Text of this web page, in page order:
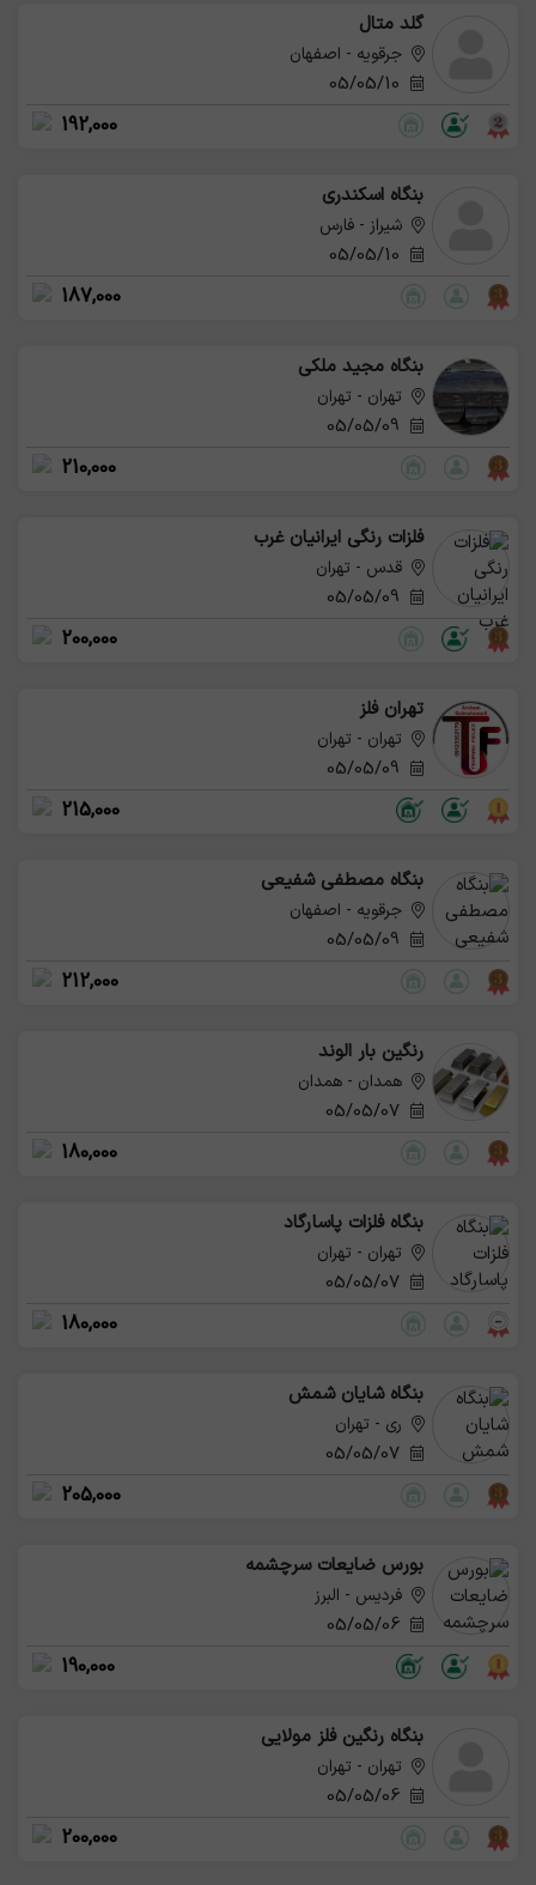
گلد متال
جرقویه - اصفهان
192,000
بنگاه اسکندری
شیراز - فارس
187,000
بنگاه مجید ملکی
تهران - تهران
210,000
فلزات رنگی ایرانیان غرب
قدس - تهران
200,000
تهران فلز
تهران - تهران
215,000
بنگاه مصطفی شفیعی
جرقویه - اصفهان
212,000
رنگین بار الوند
همدان - همدان
05/05/07
180,000
بنگاه فلزات پاسارگاد
تهران - تهران
05/05/07
180,000
بنگاه شایان شمش
ری - تهران
05/05/07
205,000
بورس ضایعات سرچشمه
فردیس - البرز
05/05/06
190,000
بنگاه رنگین فلز مولایی
تهران - تهران
05/05/06
200,000